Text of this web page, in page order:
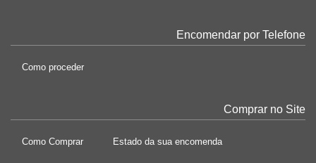
Encomendar por Telefone
Como proceder
Comprar no Site
Como Comprar Estado da sua encomenda